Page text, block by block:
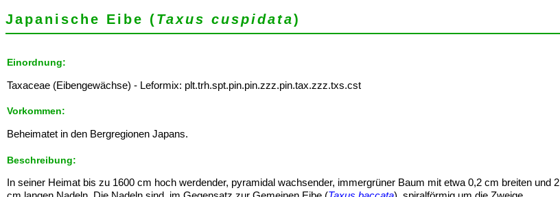
Japanische Eibe (Taxus cuspidata)
Einordnung:
Taxaceae (Eibengewächse) - Leformix: plt.trh.spt.pin.pin.zzz.pin.tax.zzz.txs.cst
Vorkommen:
Beheimatet in den Bergregionen Japans.
Beschreibung:
In seiner Heimat bis zu 1600 cm hoch werdender, pyramidal wachsender, immergrüner Baum mit etwa 0,2 cm breiten und 2